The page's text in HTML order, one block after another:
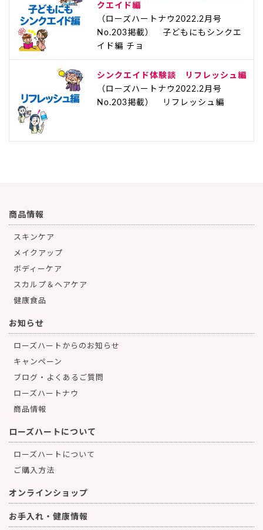
クエイド編
（ローズハートナウ2022.2月号
No.203掲載） 子どもにもシンクエ
イド編 チョ
シンクエイド体験談 リフレッシュ編
（ローズハートナウ2022.2月号
No.203掲載） リフレッシュ編
商品情報
スキンケア
メイクアップ
ボディーケア
スカルプ＆ヘアケア
健康食品
お知らせ
ローズハートからのお知らせ
キャンペーン
ブログ・よくあるご質問
ローズハートナウ
商品情報
ローズハートについて
ローズハートについて
ご購入方法
オンラインショップ
お手入れ・健康情報